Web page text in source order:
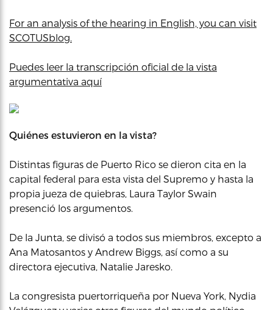
For an analysis of the hearing in English, you can visit
SCOTUSblog.
Puedes leer la transcripción oficial de la vista
argumentativa aquí
Quiénes estuvieron en la vista?
Distintas figuras de Puerto Rico se dieron cita en la
capital federal para esta vista del Supremo y hasta la
propia jueza de quiebras, Laura Taylor Swain
presenció los argumentos.
De la Junta, se divisó a todos sus miembros, excepto a
Ana Matosantos y Andrew Biggs, así como a su
directora ejecutiva, Natalie Jaresko.
La congresista puertorriqueña por Nueva York, Nydia